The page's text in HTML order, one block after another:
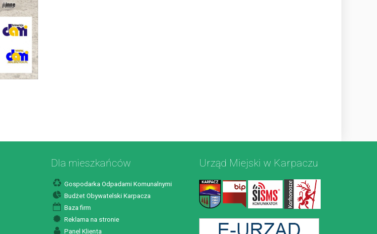
Dla mieszkańców
Gospodarka Odpadami Komunalnymi
Budżet Obywatelski Karpacza
Baza firm
Reklama na stronie
Panel Klienta
Urząd Miejski w Karpaczu